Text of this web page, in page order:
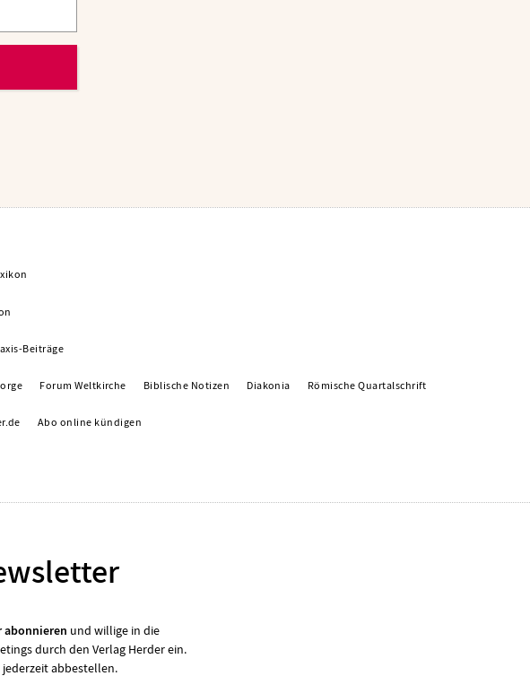
Beiträge
Forum Weltkirche Biblische Notizen Diakonia Römische Quartalschrift
Abo online kündigen
abonnieren und willige in die
durch den Verlag Herder ein.
jederzeit abbestellen.